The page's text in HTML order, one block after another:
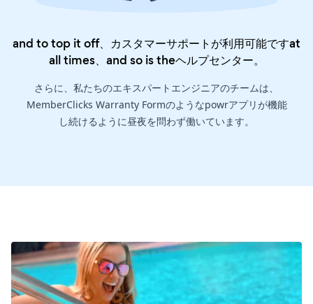
and to top it off、カスタマーサポートが利用可能ですat
all times、and so is theヘルプセンター。
さらに、私たちのエキスパートエンジニアのチームは、
MemberClicks Warranty Formのようなpowrアプリが機能
し続けるように昼夜を問わず働いています。